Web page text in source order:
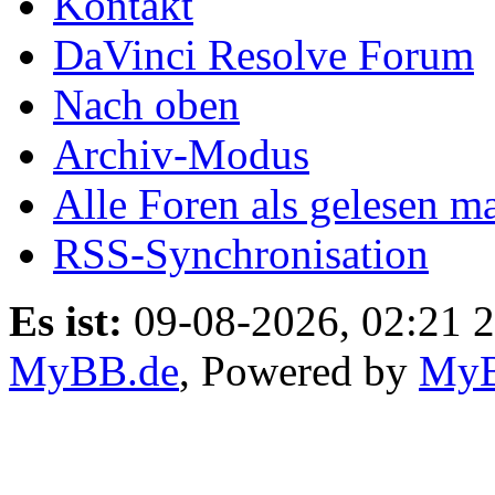
DaVinci Resolve Forum
Nach oben
Archiv-Modus
Alle Foren als gelesen
RSS-Synchronisation
Es ist: 09-08-2026, 02:21 2
MyBB.de, Powered by